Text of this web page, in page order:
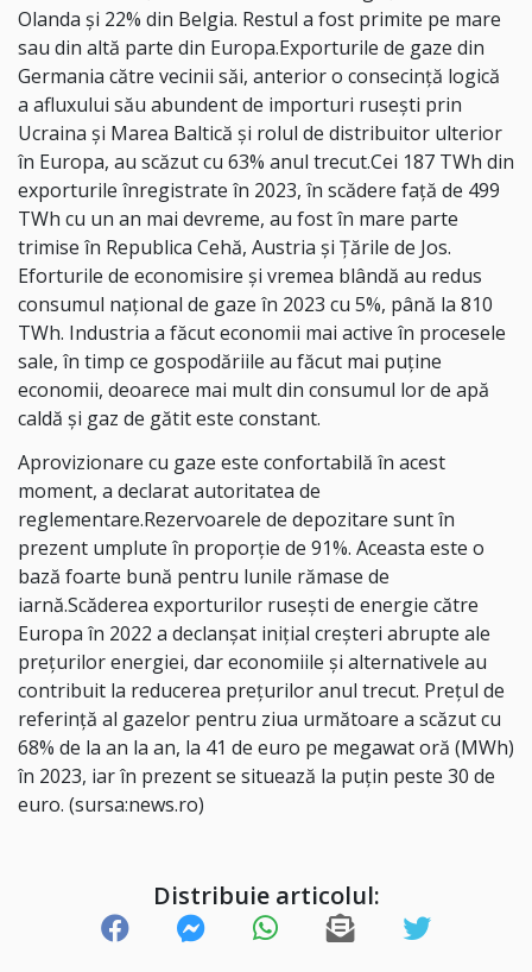
Olanda şi 22% din Belgia. Restul a fost primite pe mare
sau din altă parte din Europa.Exporturile de gaze din
Germania către vecinii săi, anterior o consecinţă logică
a afluxului său abundent de importuri ruseşti prin
Ucraina şi Marea Baltică şi rolul de distribuitor ulterior
în Europa, au scăzut cu 63% anul trecut.Cei 187 TWh din
exporturile înregistrate în 2023, în scădere faţă de 499
TWh cu un an mai devreme, au fost în mare parte
trimise în Republica Cehă, Austria şi Ţările de Jos.
Eforturile de economisire şi vremea blândă au redus
consumul naţional de gaze în 2023 cu 5%, până la 810
TWh. Industria a făcut economii mai active în procesele
sale, în timp ce gospodăriile au făcut mai puţine
economii, deoarece mai mult din consumul lor de apă
caldă şi gaz de gătit este constant.
Aprovizionare cu gaze este confortabilă în acest
moment, a declarat autoritatea de
reglementare.Rezervoarele de depozitare sunt în
prezent umplute în proporţie de 91%. Aceasta este o
bază foarte bună pentru lunile rămase de
iarnă.Scăderea exporturilor ruseşti de energie către
Europa în 2022 a declanşat iniţial creşteri abrupte ale
preţurilor energiei, dar economiile şi alternativele au
contribuit la reducerea preţurilor anul trecut. Preţul de
referinţă al gazelor pentru ziua următoare a scăzut cu
68% de la an la an, la 41 de euro pe megawat oră (MWh)
în 2023, iar în prezent se situează la puţin peste 30 de
euro. (sursa:news.ro)
Distribuie articolul: